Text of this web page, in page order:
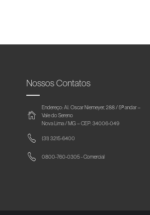
Nossos Contatos
Endereço: Al. Oscar Niemeyer, 288 / 5º andar –
Vale do Sereno
Nova Lima / MG – CEP: 34006-049
(31) 3215-6400
0800-760-0305 - Comercial